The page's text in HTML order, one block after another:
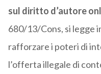
sul diritto d’autore
680/13/Cons, si legge
rafforzare i poteri di
l’offerta illegale di